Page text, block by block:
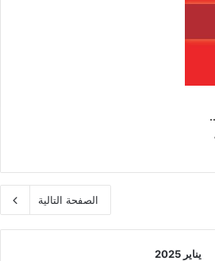
الصفحة التالية
يناير 2025